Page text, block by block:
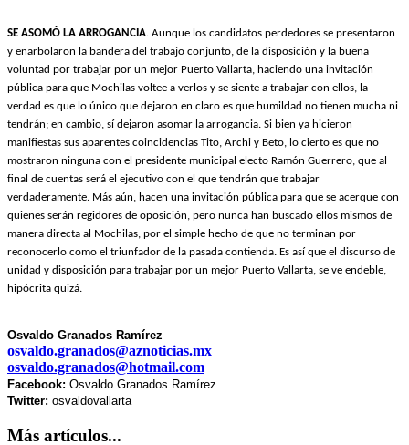
SE ASOMÓ LA ARROGANCIA. Aunque los candidatos perdedores se presentaron
y enarbolaron la bandera del trabajo conjunto, de la disposición y la buena
voluntad por trabajar por un mejor Puerto Vallarta, haciendo una invitación
pública para que Mochilas voltee a verlos y se siente a trabajar con ellos, la
verdad es que lo único que dejaron en claro es que humildad no tienen mucha ni
tendrán; en cambio, sí dejaron asomar la arrogancia. Si bien ya hicieron
manifiestas sus aparentes coincidencias Tito, Archi y Beto, lo cierto es que no
mostraron ninguna con el presidente municipal electo Ramón Guerrero, que al
final de cuentas será el ejecutivo con el que tendrán que trabajar
verdaderamente. Más aún, hacen una invitación pública para que se acerque con
quienes serán regidores de oposición, pero nunca han buscado ellos mismos de
manera directa al Mochilas, por el simple hecho de que no terminan por
reconocerlo como el triunfador de la pasada contienda. Es así que el discurso de
unidad y disposición para trabajar por un mejor Puerto Vallarta, se ve endeble,
hipócrita quizá.
Osvaldo Granados Ramírez
osvaldo.granados@aznoticias.mx
osvaldo.granados@hotmail.com
Facebook: Osvaldo Granados Ramírez
Twitter: osvaldovallarta
Más artículos...